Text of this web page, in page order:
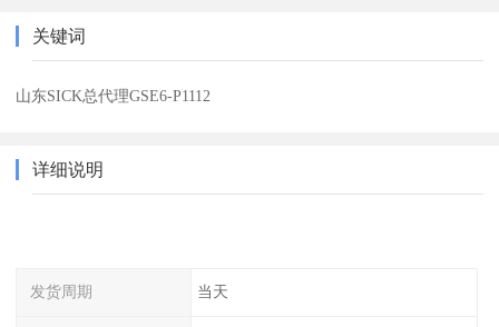
关键词
山东SICK总代理GSE6-P1112
详细说明
发货周期 当天